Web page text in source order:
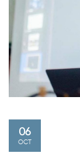
06
OCT